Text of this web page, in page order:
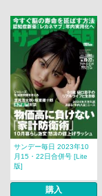
サンデー毎日 2023年10
月15・22日合併号 [Lite
版]
購入